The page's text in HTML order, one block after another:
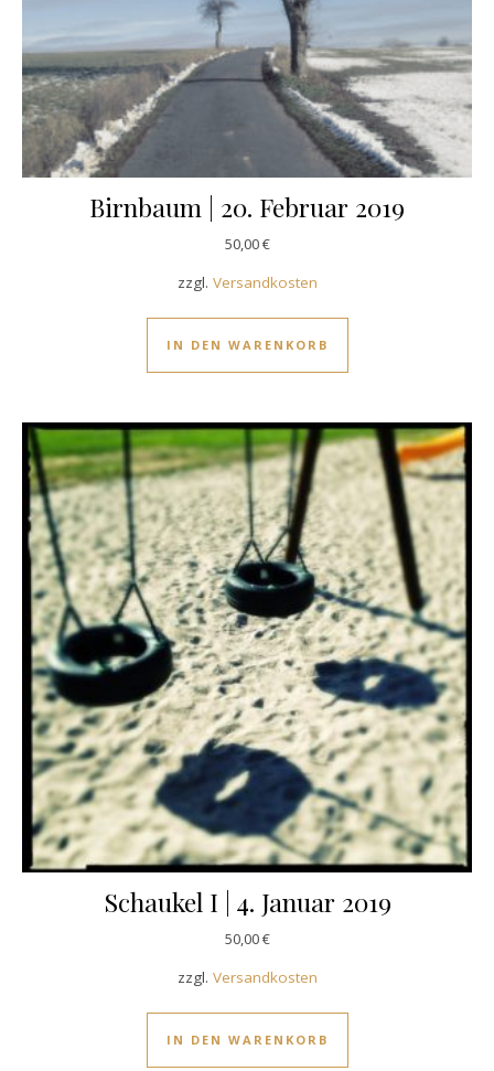
Birnbaum | 20. Februar 2019
50,00€
zzgl. Versandkosten
IN DEN WARENKORB
Schaukel I | 4. Januar 2019
50,00€
zzgl. Versandkosten
IN DEN WARENKORB